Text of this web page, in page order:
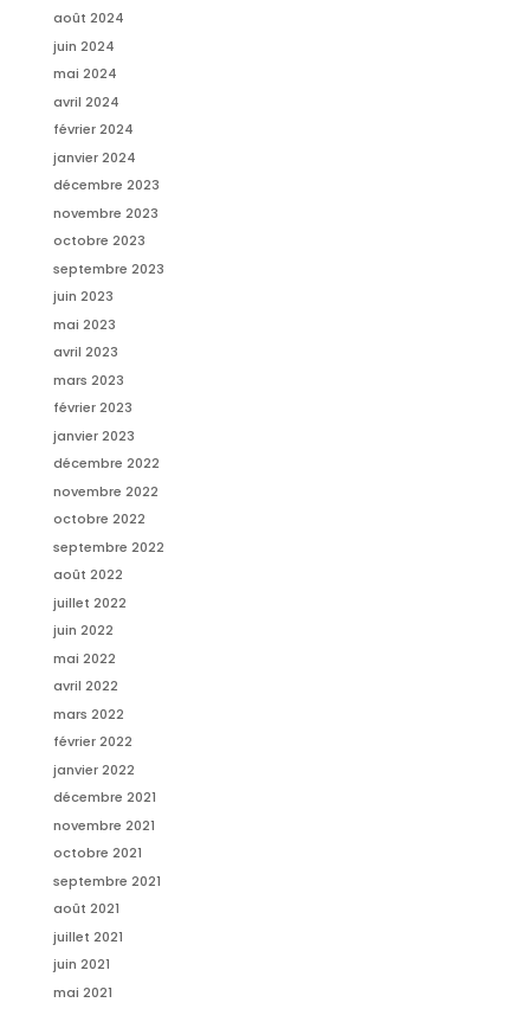
août 2024
juin 2024
mai 2024
avril 2024
février 2024
janvier 2024
décembre 2023
novembre 2023
octobre 2023
septembre 2023
juin 2023
mai 2023
avril 2023
mars 2023
février 2023
janvier 2023
décembre 2022
novembre 2022
octobre 2022
septembre 2022
août 2022
juillet 2022
juin 2022
mai 2022
avril 2022
mars 2022
février 2022
janvier 2022
décembre 2021
novembre 2021
octobre 2021
septembre 2021
août 2021
juillet 2021
juin 2021
mai 2021